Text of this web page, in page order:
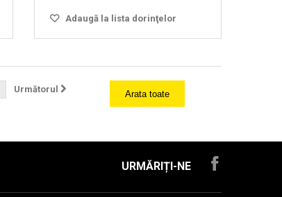
Adaugă la lista dorinţelor
Arata toate
Următorul
URMĂRIȚI-NE